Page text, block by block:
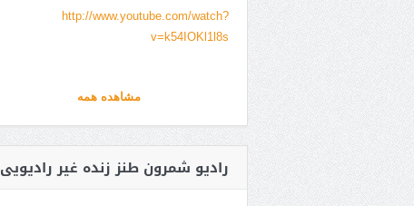
http://www.youtube.com/watch?
v=k54IOKl1l8s
مشاهده همه
رادیو شمرون طنز زنده غیر رادیویی